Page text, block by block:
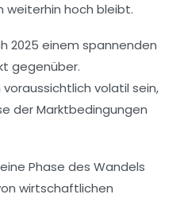
weiterhin hoch bleibt.
2025 einem spannenden
gegenüber.
volatil sein,
der Marktbedingungen
Phase des Wandels
wirtschaftlichen